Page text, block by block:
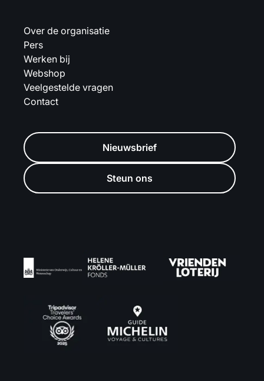
Over de organisatie
Pers
Werken bij
Webshop
Veelgestelde vragen
Contact
Nieuwsbrief
Steun ons